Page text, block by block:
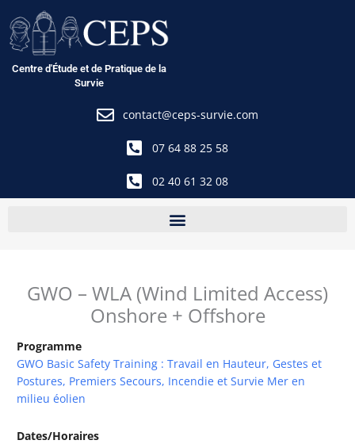
au
contenu
Centre d'Étude et de Pratique de la
Survie
contact@ceps-survie.com
07 64 88 25 58
02 40 61 32 08
GWO – WLA (Wind Limited Access)
Onshore + Offshore
Programme
GWO Basic Safety Training : Travail en Hauteur, Gestes et
Postures, Premiers Secours, Incendie et Survie Mer en
milieu éolien
Dates/Horaires